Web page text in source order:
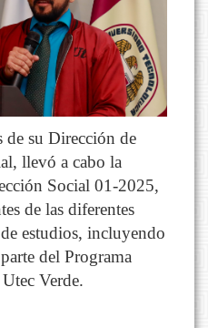
de su Dirección de
llevó a cabo la
Social 01-2025,
de las diferentes
de estudios, incluyendo
del Programa
Verde.